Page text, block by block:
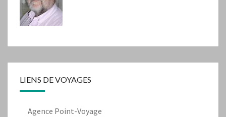
LIENS DE VOYAGES
Agence Point-Voyage